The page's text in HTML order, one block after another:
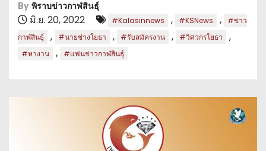
By พิราบข่าวกาฬสินธุ์
มิ.ย. 20, 2022 #Kalasinnews , #KSNews ,
#ข่าว
กาฬสินธุ์
, #นายช่างโยธา , #รับสมัครงาน , #วิศวกรโยธา ,
#หางาน , #แฟนข่าวกาฬสินธุ์